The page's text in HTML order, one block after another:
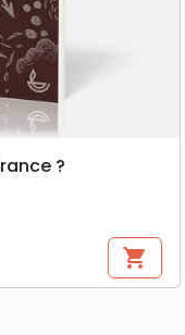
?
shopping_cart